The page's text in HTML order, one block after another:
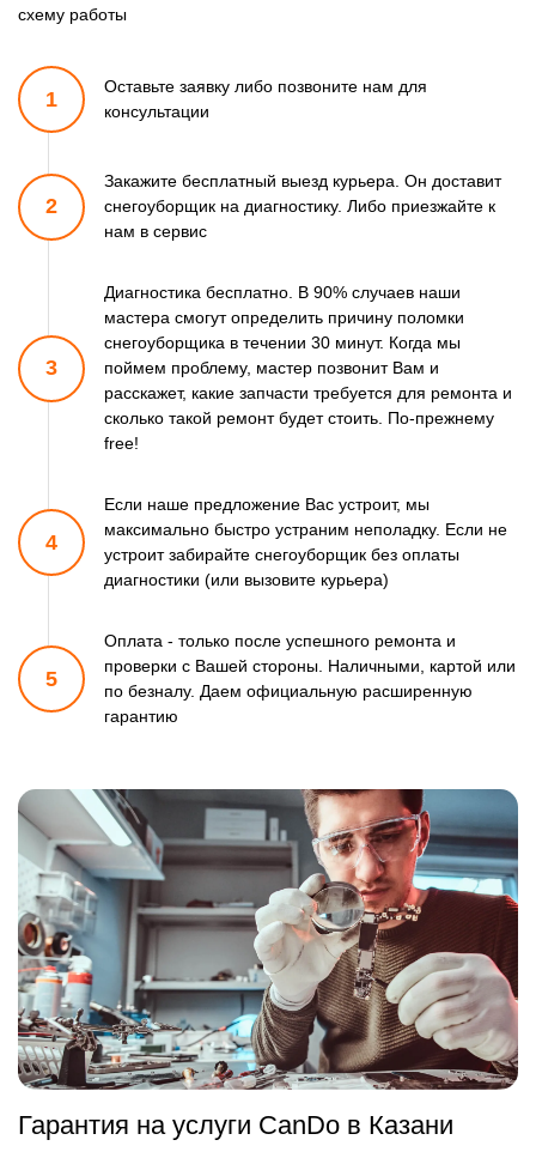
схему работы
1
Оставьте заявку либо позвоните нам для
консультации
2
Закажите бесплатный выезд курьера. Он доставит
снегоуборщик на диагностику. Либо приезжайте к
нам в сервис
3
Диагностика бесплатно. В 90% случаев наши
мастера смогутопределить причину поломки
снегоуборщика в течении 30 минут. Когда мы
поймем проблему, мастер позвонит Вам и
расскажет, какие запчасти требуется для ремонта и
сколько такой ремонтбудет стоить. По-прежнему
free!
4
Если наше предложение Вас устроит, мы
максимально быстро устраним неполадку. Если не
устроит забирайте снегоуборщик без оплаты
диагностики (или вызовите курьера)
5
Оплата - только после успешного ремонта и
проверки с Вашей стороны. Наличными, картой или
по безналу. Даем официальную расширенную
гарантию
Гарантия на услуги CanDo в Казани